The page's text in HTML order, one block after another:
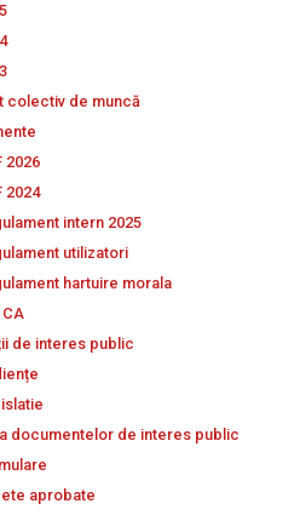
colectiv de muncă
2026
2024
intern 2025
utilizatori
hartuire morala
de interes public
documentelor de interes public
aprobate